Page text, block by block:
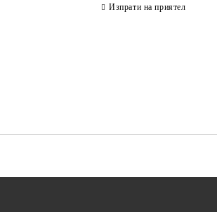
Изпрати на приятел